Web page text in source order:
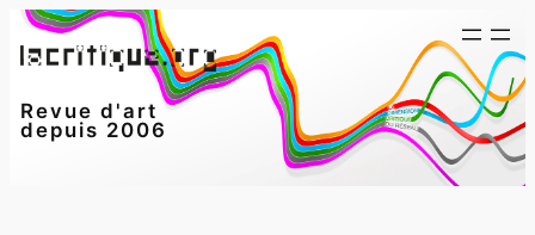
Aller
au
Revue d'art
depuis 2006